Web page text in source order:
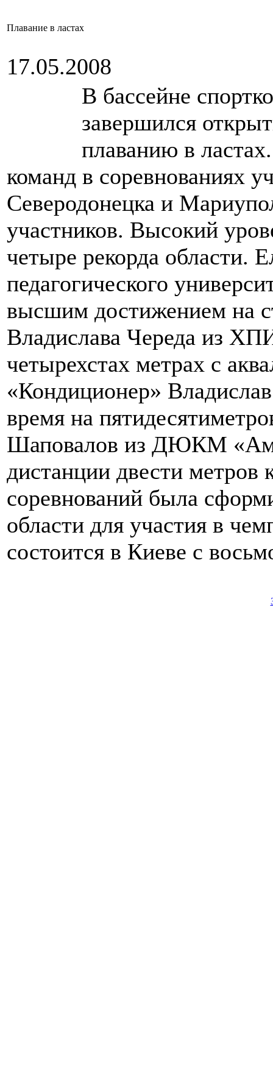
Плавание в ластах
17.05.2008
В бассейне
завершился
плаванию в
команд в соревнованиях
Северодонецка и
участников. Высокий
четыре рекорда области.
педагогического
высшим достижением на
Владислава Череда из
четырехстах метрах с
«Кондиционер»
время на
Шаповалов из ДЮКМ
дистанции двести метров
соревнований была
области для участия в
состоится в Киеве с